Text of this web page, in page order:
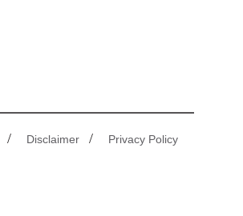
/ Disclaimer / Privacy Policy